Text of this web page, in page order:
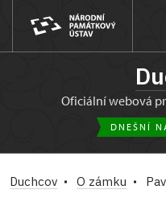
oficiální webová
DNEŠNÍ
Duchcov O zámku